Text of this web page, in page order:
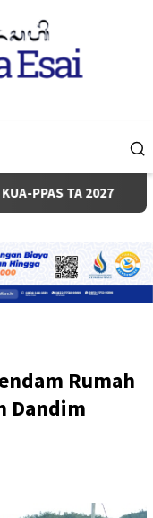
2027 Pemkab
Rumah
Dandim